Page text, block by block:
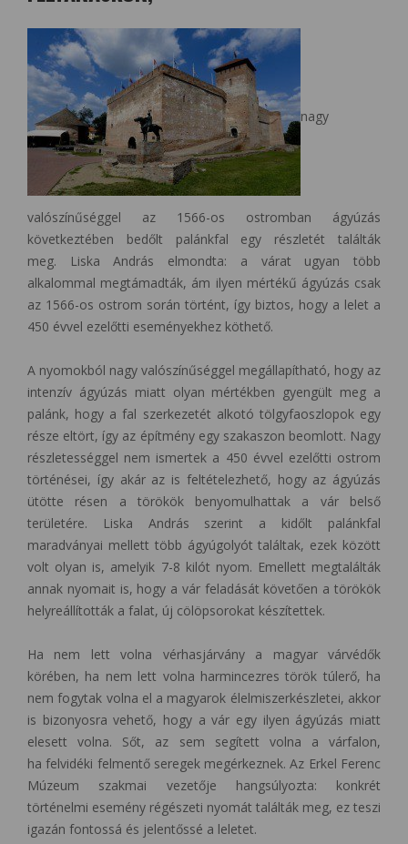
nagy
valószínűséggel az 1566-os ostromban ágyúzás
következtében bedőlt palánkfal egy részletét találták
meg. Liska András elmondta: a várat ugyan több
alkalommal megtámadták, ám ilyen mértékű ágyúzás csak
az 1566-os ostrom során történt, így biztos, hogy a lelet a
450 évvel ezelőtti eseményekhez köthető.
A nyomokból nagy valószínűséggel megállapítható, hogy az
intenzív ágyúzás miatt olyan mértékben gyengült meg a
palánk, hogy a fal szerkezetét alkotó tölgyfaoszlopok egy
része eltört, így az építmény egy szakaszon beomlott. Nagy
részletességgel nem ismertek a 450 évvel ezelőtti ostrom
történései, így akár az is feltételezhető, hogy az ágyúzás
ütötte résen a törökök benyomulhattak a vár belső
területére. Liska András szerint a kidőlt palánkfal
maradványai mellett több ágyúgolyót találtak, ezek között
volt olyan is, amelyik 7-8 kilót nyom. Emellett megtalálták
annak nyomait is, hogy a vár feladását követően a törökök
helyreállították a falat, új cölöpsorokat készítettek.
Ha nem lett volna vérhasjárvány a magyar várvédők
körében, ha nem lett volna harmincezres török túlerő, ha
nem fogytak volna el a magyarok élelmiszerkészletei, akkor
is bizonyosra vehető, hogy a vár egy ilyen ágyúzás miatt
elesett volna. Sőt, az sem segített volna a várfalon,
ha felvidéki felmentő seregek megérkeznek. Az Erkel Ferenc
Múzeum szakmai vezetője hangsúlyozta: konkrét
történelmi esemény régészeti nyomát találták meg, ez teszi
igazán fontossá és jelentőssé a leletet.